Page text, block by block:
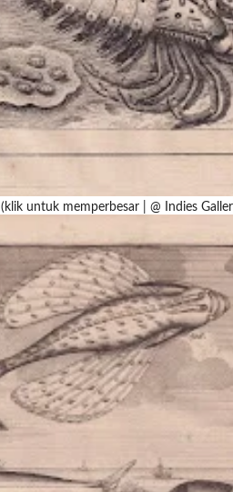
(klik untuk memperbesar | @ Indies